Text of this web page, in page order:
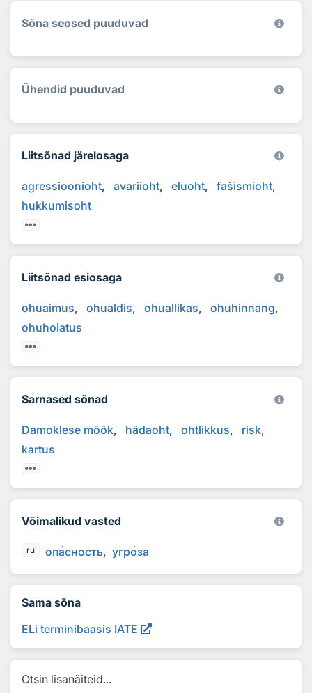
Sõna seosed puuduvad
Ühendid puuduvad
Liitsõnad järelosaga
agressioonioht avariioht eluoht
fašismioht
hukkumisoht
Liitsõnad esiosaga
ohuaimus ohualdis ohuallikas
ohuhinnang
ohuhoiatus
Sarnased sõnad
Damoklese mõõk hädaoht ohtlikkus
risk
kartus
Võimalikud vasted
ru опасность угроза
Sama sõna
ELi terminibaasis IATE
Otsin lisanäiteid...